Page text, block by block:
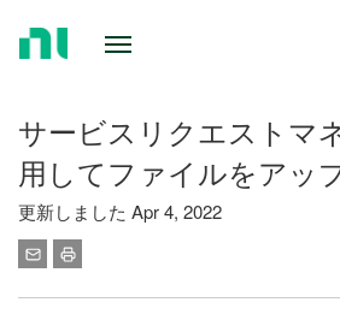
サービスリクエストマ
用してファイルをアッ
更新しました Apr 4, 2022